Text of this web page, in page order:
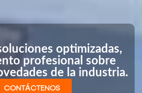
optimizadas,
profesional sobre
de la industria.
CONTÁCTENOS